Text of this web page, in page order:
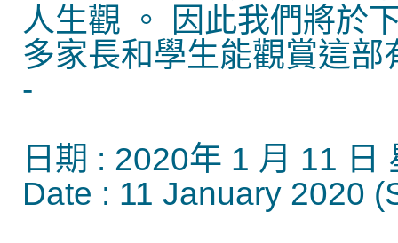
人生觀 。 因此我們將於
多家長和學生能觀賞這
-
日期 : 2020年 1 月 11 日
Date : 11 January 2020